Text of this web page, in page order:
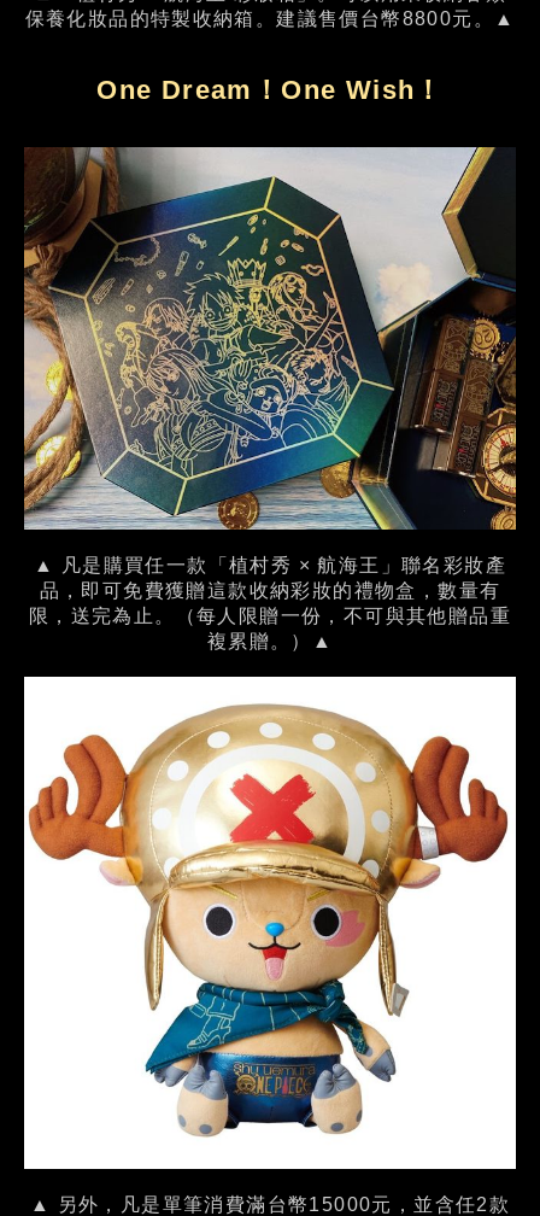
保養化妝品的特製收納箱。建議售價台幣8800元。▲
One Dream！One Wish！
▲ 凡是購買任一款「植村秀 × 航海王」聯名彩妝產
品，即可免費獲贈這款收納彩妝的禮物盒，數量有
限，送完為止。（每人限贈一份，不可與其他贈品重
複累贈。）▲
▲ 另外，凡是單筆消費滿台幣15000元，並含任2款